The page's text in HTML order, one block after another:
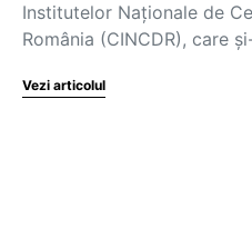
Institutelor Naționale de
România (CINCDR), care
Vezi articolul